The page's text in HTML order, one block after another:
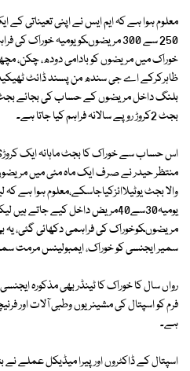
معلوم ہوا ہے کہ ایم ایس نے اپنی تعیناتی کے
250 سے 300 مریضوںکو یومیہ
خوراک میں مریضوں کو بادامی دودھ، چکن،
ظاہرکرکے اے جی سندھ من پسند ڈائٹ
بلنگ داخل مریضوں کے حساب کی بجائے
بجٹ 2کروڑ روپے سالانہ فراہم کیا جاتا ہے۔
منتظر حیدر نے صرف ایک ماہ مئی میں مریضوں
والا بجٹ یوٹیلاائزکیاجاسکے،معلوم ہوا ہے کہ
مریضوںکوخوراک کی فراہمی دکھائی گئی، یہ
سمیر ایجنسی کو خوراک، ایمبولینس مرمت
رواں سال کا خوراک کا ٹینڈر بھی مذکورہ
فرم کو اسپتال کی مشینریوں وطبی آلات اور
ہے۔
اسپتال کے ڈاکٹروں اور پیرا میڈیکل عملے